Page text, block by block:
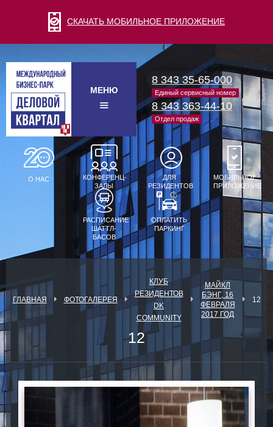
СКАЧАТЬ МОБИЛЬНОЕ ПРИЛОЖЕНИЕ
МЕНЮ
8 343 35-65-000
Единый сервисный номер
8 343 363-44-10
Отдел продаж
О НАС
КОНФЕРЕНЦ-
ЗАЛЫ
ДЛЯ
РЕЗИДЕНТОВ
МОБИЛЬНОЕ
ПРИЛОЖЕНИЕ
РАСПИСАНИЕ
ШАТТЛ-
БАСОВ
ОПЛАТИТЬ
ПАРКИНГ
ГЛАВНАЯ ФОТОГАЛЕРЕЯ
КЛУБ
РЕЗИДЕНТОВ
DK
COMMUNITY
МАЙКЛ
БЭНГ, 16
ФЕВРАЛЯ
2017 ГОД
12
12